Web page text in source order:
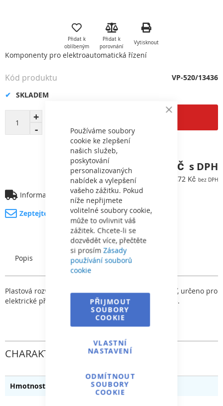
Close
Bar
Používáme soubory
cookie ke zlepšení
našich služeb,
poskytování
personalizovaných
nabídek a vylepšení
vašeho zážitku. Pokud
níže nepřijmete
volitelné soubory cookie,
může to ovlivnit váš
zážitek. Chcete-li se
dozvědět více, přečtěte
si prosímZásady
používání souborů
cookie
PŘIJMOUT
SOUBORY
COOKIE
VLASTNÍ
NASTAVENÍ
ODMÍTNOUT
SOUBORY
COOKIE
s
Přidat k
oblíbeným
Přidat k
porovnání
Vytisknout
Komponenty pro elektroautomatická řízení
5 401,10 Kč
4 463,72 Kč
SKLADEM
Kód produktu VP-520/13436
Informace o dopravě
Zeptejte se na produkt
Popis Charakteristický
Plastová rozvodnice Kaedra 54M pro montáž na zeď, určeno pro
elektrické přístroje s montáží na DIN lištu. Krytí IP65.
CHARAKTERISTICKÝ